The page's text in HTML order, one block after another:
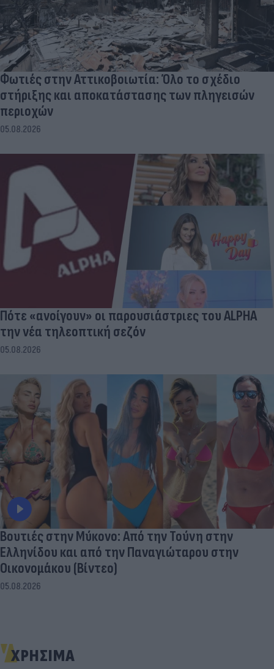
Φωτιές στην Αττικοβοιωτία: Όλο το σχέδιο
στήριξης και αποκατάστασης των πληγεισών
περιοχών
05.08.2026
Πότε «ανοίγουν» οι παρουσιάστριες του ALPHA
την νέα τηλεοπτική σεζόν
05.08.2026
Βουτιές στην Μύκονo: Από την Τούνη στην
Ελληνίδου και από την Παναγιώταρου στην
Οικονομάκου (Βίντεο)
05.08.2026
ΧΡΗΣΙΜΑ